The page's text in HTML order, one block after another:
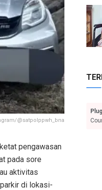
@satpolppwh_bna
pengawasan
pada sore
aktivitas
di lokasi-